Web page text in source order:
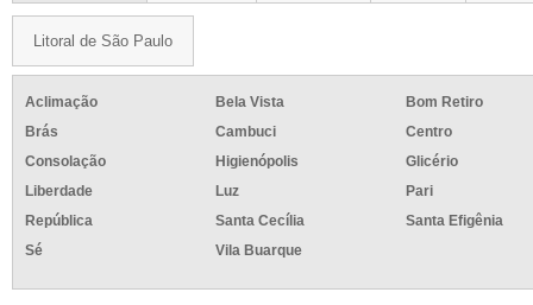
Litoral de São Paulo
Aclimação Bela Vista
Bom Retiro
Brás
Cambuci
Centro
Consolação
Higienópolis
Glicério
Liberdade
Luz
Pari
República
Santa Cecília
Santa Efigênia
Sé
Vila Buarque